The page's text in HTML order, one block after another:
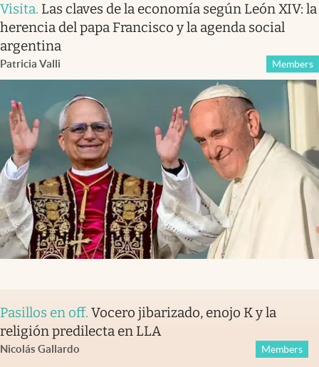
Visita. Las claves de la economía según León XIV: la
herencia del papa Francisco y la agenda social
argentina
Patricia Valli Members
Pasillos en off. Vocero jibarizado, enojo K y la
religión predilecta en LLA
Nicolás Gallardo Members